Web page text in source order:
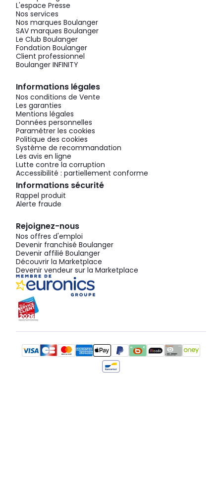
L'espace Presse
Nos services
Nos marques Boulanger
SAV marques Boulanger
Le Club Boulanger
Fondation Boulanger
Client professionnel
Boulanger INFINITY
Informations légales
Nos conditions de Vente
Les garanties
Mentions légales
Données personnelles
Paramétrer les cookies
Politique des cookies
Système de recommandation
Les avis en ligne
Lutte contre la corruption
Accessibilité : partiellement conforme
Informations sécurité
Rappel produit
Alerte fraude
Rejoignez-nous
Nos offres d'emploi
Devenir franchisé Boulanger
Devenir affilié Boulanger
Découvrir la Marketplace
Devenir vendeur sur la Marketplace